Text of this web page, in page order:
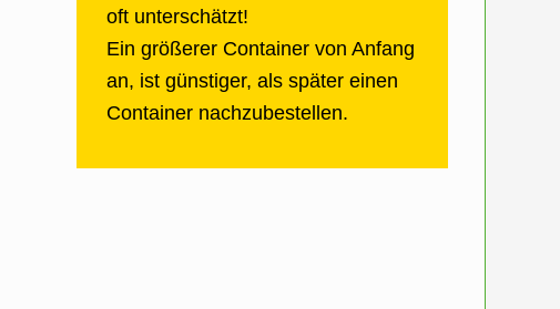
oft unterschätzt!
Ein größerer Container von Anfang
an, ist günstiger, als später einen
Container nachzubestellen.